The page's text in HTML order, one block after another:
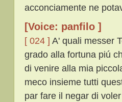
acconciamente ne
[Voice: panfilo ]
[ 024 ] A' quali messer
grado alla fortuna piú
di venire alla mia
meco insieme tutti
par fare il negar di